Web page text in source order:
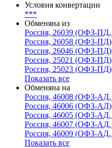
Условия конвертации
***
Обменяна из
Россия, 26039 (ОФЗ-ПД,
Россия, 26058 (ОФЗ-ПД)
Россия, 26046 (ОФЗ-ПД)
Россия, 25021 (ОФЗ-ПД)
Россия, 25023 (ОФЗ-ПД)
Показать все
Обменяна на
Россия, 46008 (ОФЗ-АД,
Россия, 46006 (ОФЗ-АД)
Россия, 46005 (ОФЗ-АД,
Россия, 46007 (ОФЗ-АД,
Россия, 46009 (ОФЗ-АД,
Показать все